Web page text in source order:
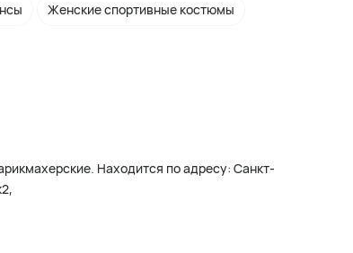
Женские спортивные костюмы
Находится по адресу: Санкт-